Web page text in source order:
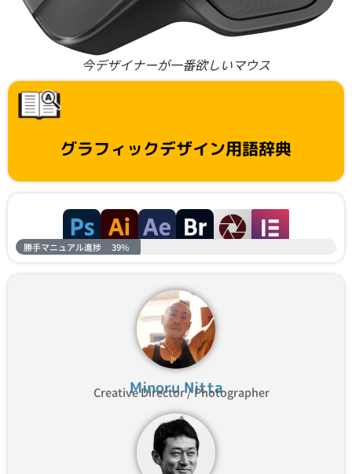
今デザイナーが一番欲しいマウス
グラフィックデザイン用語辞典
勝手マニュアル進捗 39%
Minoru Nitta
Creative Director / Photographer